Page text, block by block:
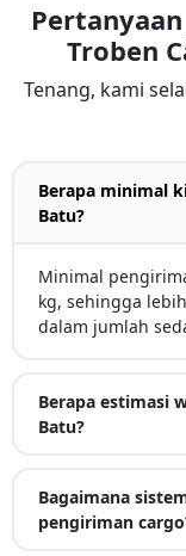
Troben
Tenang, kami
Berapa minimal
Batu?
Minimal
kg, sehingga
dalam jumlah
Berapa estimasi
Batu?
Bagaimana
pengiriman